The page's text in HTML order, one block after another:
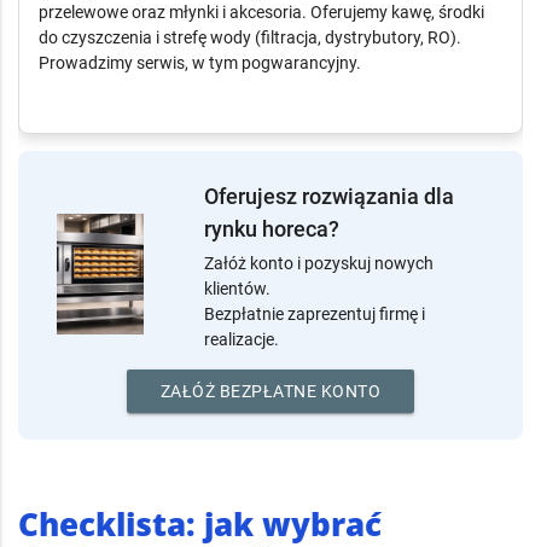
przelewowe oraz młynki i akcesoria. Oferujemy kawę, środki
do czyszczenia i strefę wody (filtracja, dystrybutory, RO).
Prowadzimy serwis, w tym pogwarancyjny.
Oferujesz rozwiązania dla
rynku horeca?
Załóż konto i pozyskuj nowych
klientów.
realizacje.